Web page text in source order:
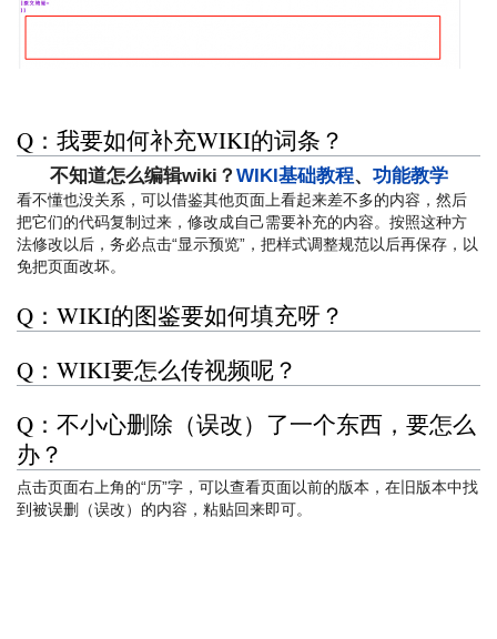
Q：我要如何补充WIKI的词条？
不知道怎么编辑wiki？ WIKI基础教程、 功能教学
看不懂也没关系，可以借鉴其他页面上看起来差不多的内容，然后
把它们的代码复制过来，修改成自己需要补充的内容。按照这种方
法修改以后，务必点击“显示预览”，把样式调整规范以后再保存，以
免把页面改坏。
Q：WIKI的图鉴要如何填充呀？
Q：WIKI要怎么传视频呢？
Q：不小心删除（误改）了一个东西，要怎么
办？
点击页面右上角的“历”字，可以查看页面以前的版本，在旧版本中找
到被误删（误改）的内容，粘贴回来即可。